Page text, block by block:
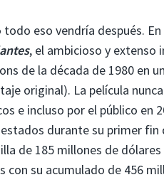
todo eso vendría después.
, el ambicioso y extenso
de la década de 1980 en
original). La película
e incluso por el público en
durante su primer
de 185 millones de
con su acumulado de 456